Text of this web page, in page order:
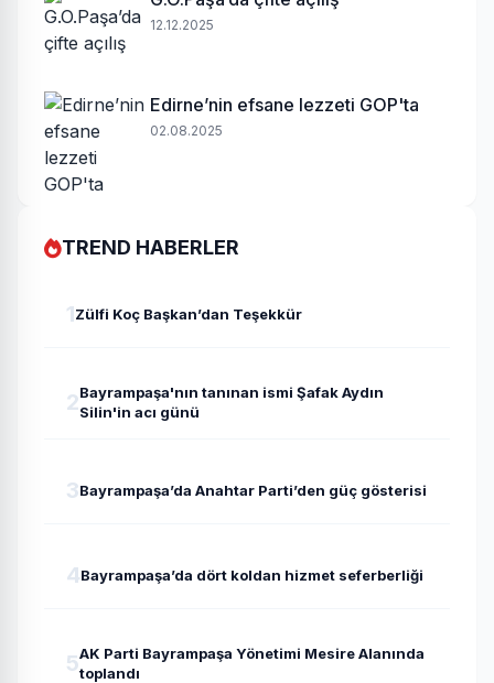
12.12.2025
Edirne’nin efsane lezzeti GOP'ta
02.08.2025
TREND HABERLER
1Zülfi Koç Başkan’dan Teşekkür
2Bayrampaşa'nın tanınan ismi Şafak Aydın
Silin'in acı günü
3Bayrampaşa’da Anahtar Parti’den güç gösterisi
4Bayrampaşa’da dört koldan hizmet seferberliği
5AK Parti Bayrampaşa Yönetimi Mesire Alanında
toplandı